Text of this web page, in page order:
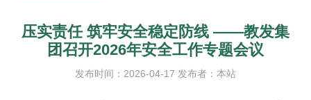
压实责任 筑牢安全稳定防线 ——教发集
团召开2026年安全工作专题会议
发布时间：2026-04-17 发布者：本站